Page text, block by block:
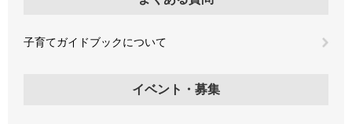
子育てガイドブックについて
イベント・募集